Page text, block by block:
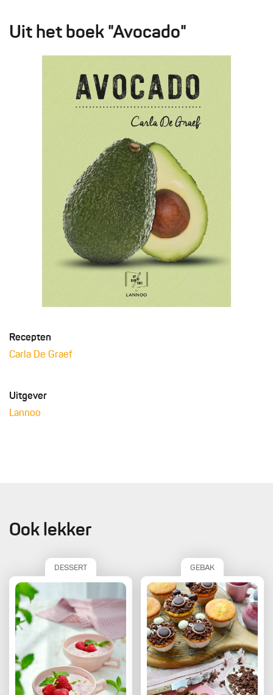
Uit het boek "Avocado"
Recepten
Carla De Graef
Uitgever
Lannoo
Ook lekker
DESSERT GEBAK